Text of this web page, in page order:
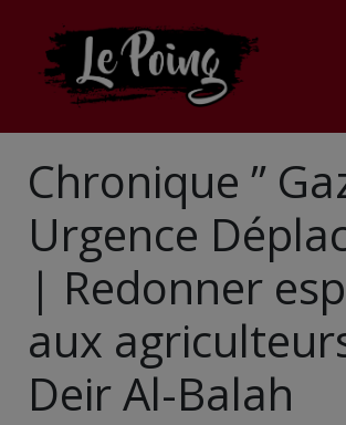
Chronique ”
Urgence
| Redonner
aux
Deir Al-Balah